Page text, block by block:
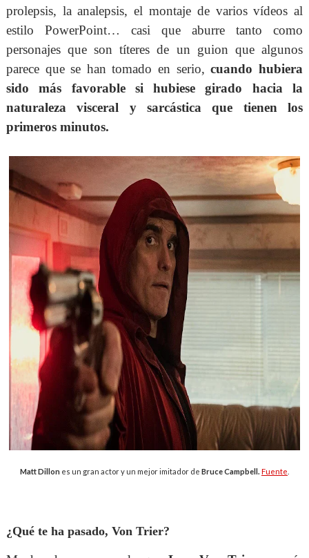
prolepsis, la analepsis, el montaje de varios vídeos al
estilo PowerPoint… casi que aburre tanto como
personajes que son títeres de un guion que algunos
parece que se han tomado en serio,cuando hubiera
sido más favorable si hubiese girado hacia la
naturaleza visceral y sarcástica que tienen los
primeros minutos.
Matt Dillon es un gran actor y un mejor imitador de Bruce Campbell. Fuente
¿Qué te ha pasado, Von Trier?